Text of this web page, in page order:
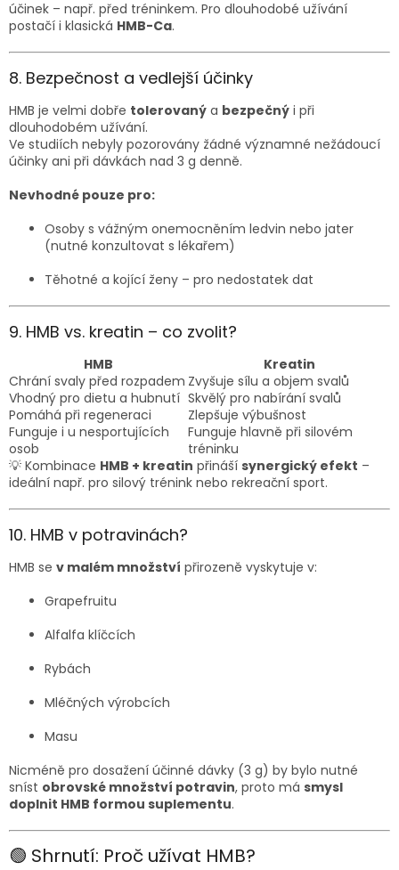
účinek – např. před tréninkem. Pro dlouhodobé užívání
postačí i klasická HMB-Ca.
8. Bezpečnost a vedlejší účinky
HMB je velmi dobře tolerovaný a bezpečný i při
dlouhodobém užívání.
Ve studiích nebyly pozorovány žádné významné nežádoucí
účinky ani při dávkách nad 3 g denně.
Nevhodné pouze pro:
Osoby s vážným onemocněním ledvin nebo jater
(nutné konzultovat s lékařem)
Těhotné a kojící ženy – pro nedostatek dat
9. HMB vs. kreatin – co zvolit?
HMB
Kreatin
Chrání svaly před rozpadem Zvyšuje sílu a objem svalů
Vhodný pro dietu a hubnutí Skvělý pro nabírání svalů
Pomáhá při regeneraci
Zlepšuje výbušnost
Funguje i u nesportujících
osob
Funguje hlavně při silovém
tréninku
💡 Kombinace HMB + kreatin přináší synergický efekt –
ideální např. pro silový trénink nebo rekreační sport.
10. HMB v potravinách?
HMB se v malém množství přirozeně vyskytuje v:
Grapefruitu
Alfalfa klíčcích
Rybách
Mléčných výrobcích
Masu
Nicméně pro dosažení účinné dávky (3 g) by bylo nutné
sníst obrovské množství potravin, proto má smysl
doplnit HMB formou suplementu.
🟢 Shrnutí: Proč užívat HMB?